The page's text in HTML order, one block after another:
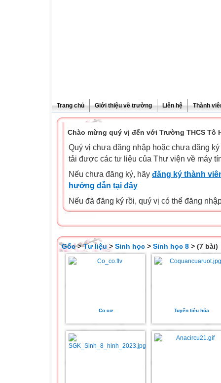
Trang chủ Giới thiệu về trường Liên hệ Thành
Chào mừng quý vị đến với Trường THCS Tô
Quý vị chưa đăng nhập hoặc chưa đăng
tải được các tư liệu của Thư viện về máy
Nếu chưa đăng ký, hãy đăng ký thành
hướng dẫn tại đây
Nếu đã đăng ký rồi, quý vị có thể đăng
Gốc>Tư liệu> Sinh học > Sinh học 8 > (7 bài)
Co cơ Tuyến tiêu hóa